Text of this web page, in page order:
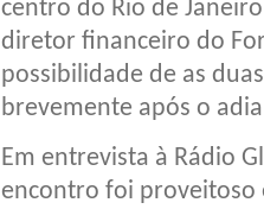
centro do Rio de
diretor financeiro do
possibilidade de as
brevemente após o
Em entrevista à Rádio
encontro foi proveitoso